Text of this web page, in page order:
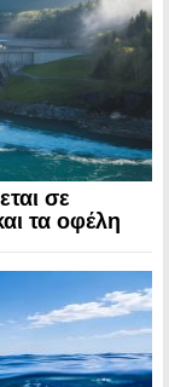
σε
τα οφέλη